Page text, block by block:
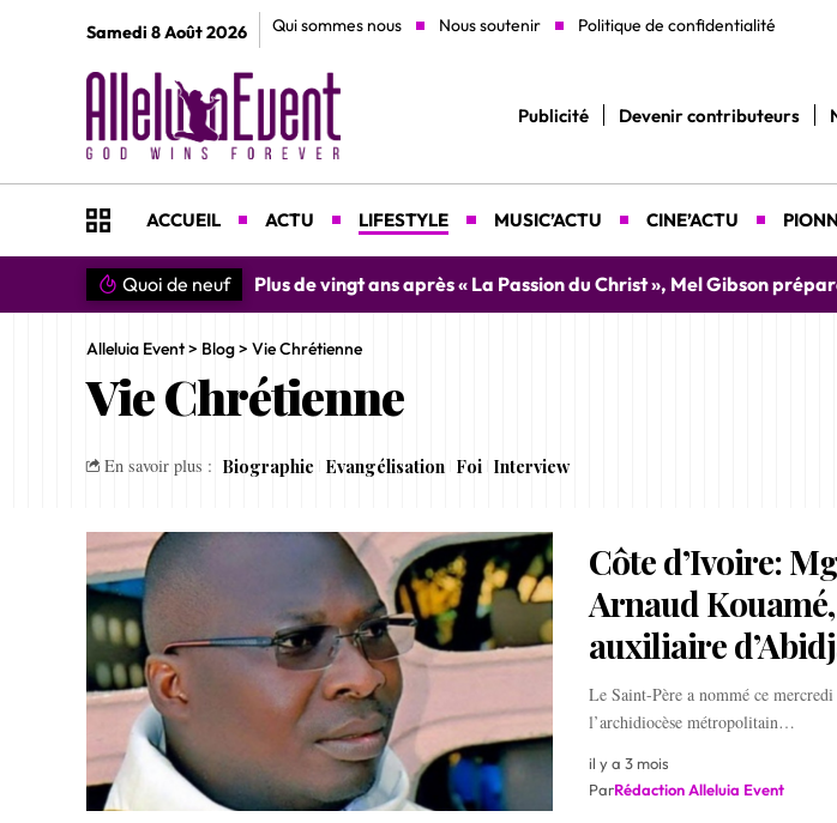
Samedi 8 Août 2026 Qui sommes nous Nous soutenir Politique de confidentialité
Publicité Devenir contributeurs
ACCUEIL ACTU LIFESTYLE MUSIC’ACTU CINE’ACTU
Quoi de neuf Plus de vingt ans après « La Passion du Christ », Mel Gibson
Alleluia Event> Blog> Vie Chrétienne
Vie Chrétienne
En savoir plus : Biographie Evangélisation Foi Interview
Côte d’Ivoire:
Arnaud
auxiliaire
Le Saint-Père a nommé ce
l’archidiocèse métropolitain…
il y a 3 mois
ParRédaction Alleluia Event